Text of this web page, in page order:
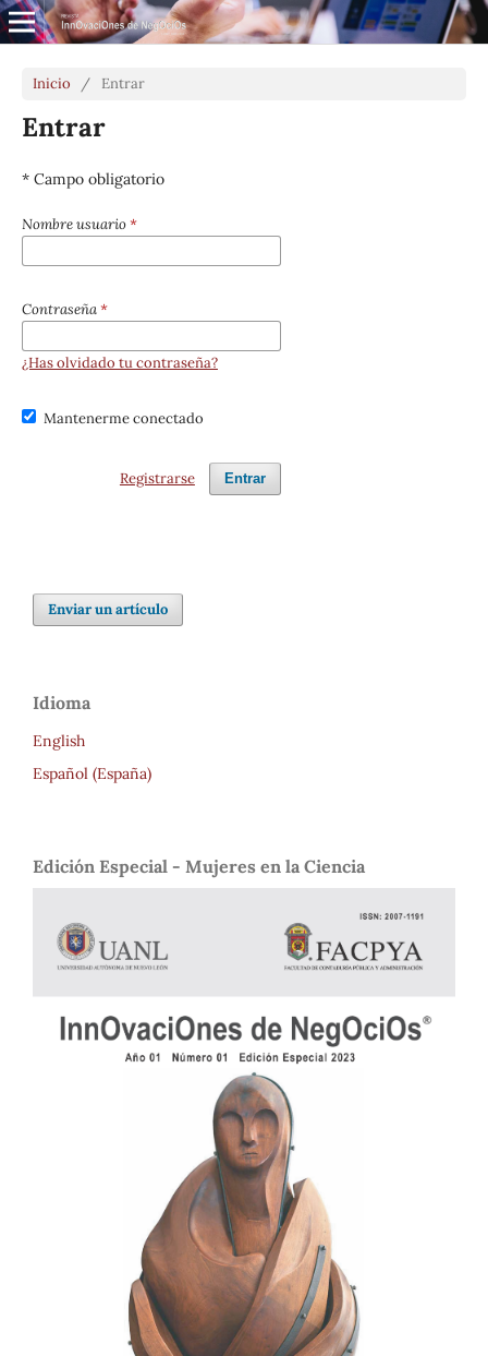
Inicio / Entrar
Entrar
* Campo obligatorio
Nombre usuario*
Contraseña*
¿Has olvidado tu contraseña?
Mantenerme conectado
Entrar
Registrarse
Enviar un artículo
Idioma
English
Español (España)
Edición Especial - Mujeres en la Ciencia